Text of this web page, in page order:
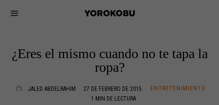
¿Eres el mismo cuando no te tapa la
ropa?
JALED ABDELRAHIM 27 DE FEBRERO DE 2015
ENTRETENIMIENTO
1 MIN DE LECTURA